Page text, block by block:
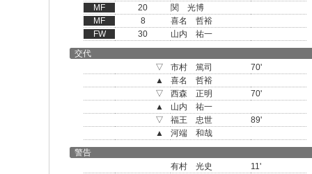
MF
20
関 光博
MF
8
喜名 哲裕
FW
30
山内 祐一
交代
▽
市村 篤司
70'
▲
喜名 哲裕
▽
西森 正明
70'
▲
山内 祐一
▽
福王 忠世
89'
▲
河端 和哉
警告
有村 光史
11'